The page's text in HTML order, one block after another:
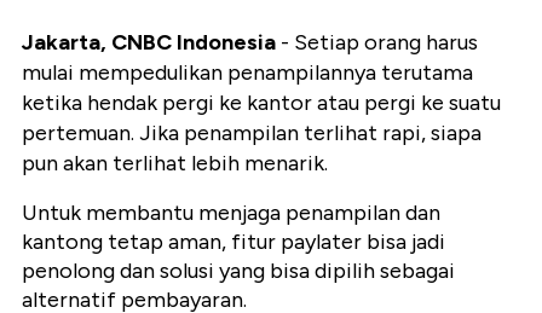
Jakarta, CNBC Indonesia - Setiap orang harus
mulai mempedulikan penampilannya terutama
ketika hendak pergi ke kantor atau pergi ke suatu
pertemuan. Jika penampilan terlihat rapi, siapa
pun akan terlihat lebih menarik.
Untuk membantu menjaga penampilan dan
kantong tetap aman, fitur paylater bisa jadi
penolong dan solusi yang bisa dipilih sebagai
alternatif pembayaran.